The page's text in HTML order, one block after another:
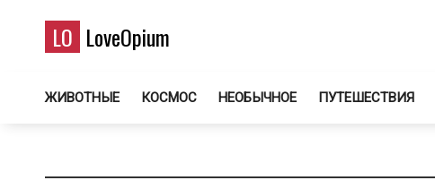
LO LoveOpium
ЖИВОТНЫЕ КОСМОС НЕОБЫЧНОЕ ПУТЕШЕСТВИЯ